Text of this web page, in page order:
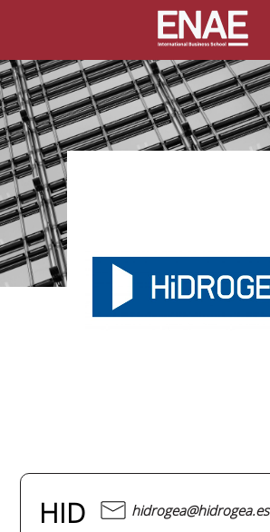
HID
hidrogea@hidrogea.es